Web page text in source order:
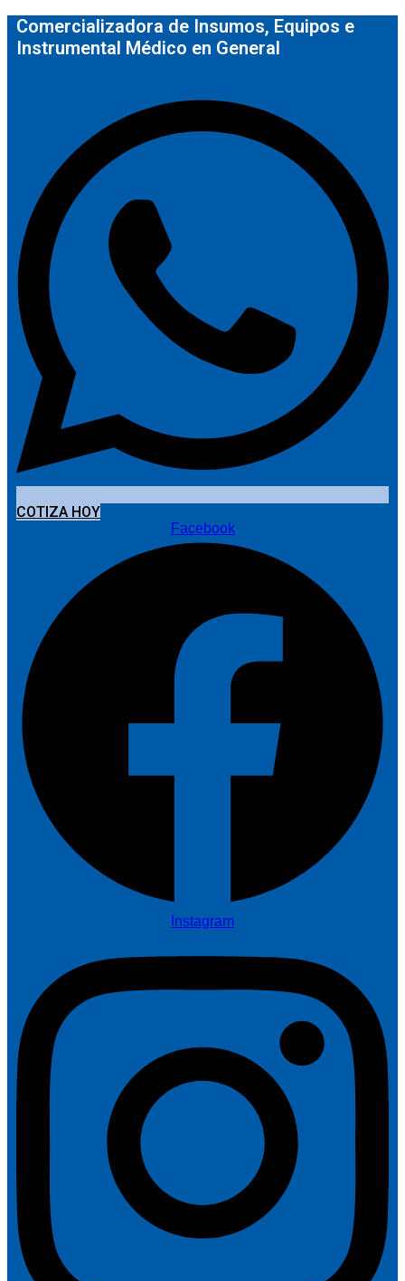
Comercializadora de Insumos, Equipos e
Instrumental Médico en General
COTIZA HOY
Facebook
Instagram